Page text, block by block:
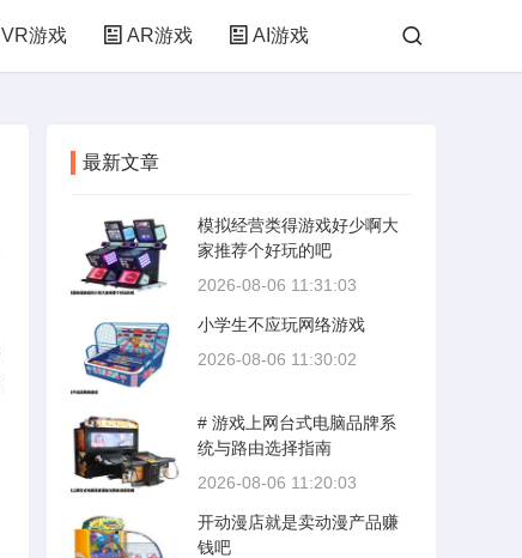
VR游戏 AR游戏 AI游戏
最新文章
模拟经营类得游戏好少啊大
家推荐个好玩的吧
2026-08-06 11:31:03
小学生不应玩网络游戏
2026-08-06 11:30:02
# 游戏上网台式电脑品牌系
统与路由选择指南
2026-08-06 11:20:03
开动漫店就是卖动漫产品赚
钱吧